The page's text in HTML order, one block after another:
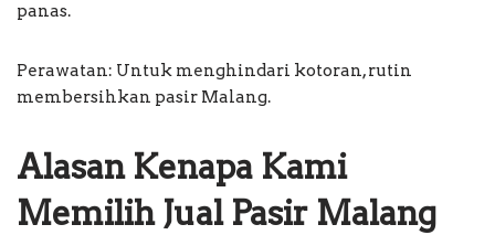
panas.
Perawatan: Untuk menghindari kotoran, rutin
membersihkan pasir Malang.
Alasan Kenapa Kami
Memilih Jual Pasir Malang